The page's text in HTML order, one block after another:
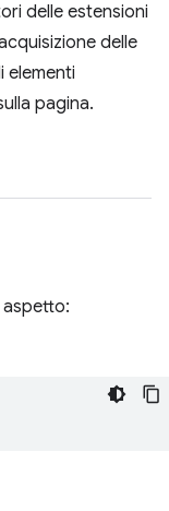
delle estensioni
delle
elementi
pagina.
aspetto: